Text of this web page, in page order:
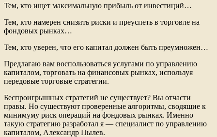
Тем, кто ищет максимальную прибыль от инвестиций…
Тем, кто намерен снизить риски и преуспеть в торговле на
фондовых рынках…
Тем, кто уверен, что его капитал должен быть преумножен…
Предлагаю вам воспользоваться услугами по управлению
капиталом, торговать на финансовых рынках, используя
передовые торговые стратегии.
Беспроигрышных стратегий не существует? Вы отчасти
правы. Но существуют проверенные алгоритмы, сводящие к
минимуму риск операций на фондовых рынках. Именно
такую стратегию разработал я — специалист по управлению
капиталом, Александр Пылев.